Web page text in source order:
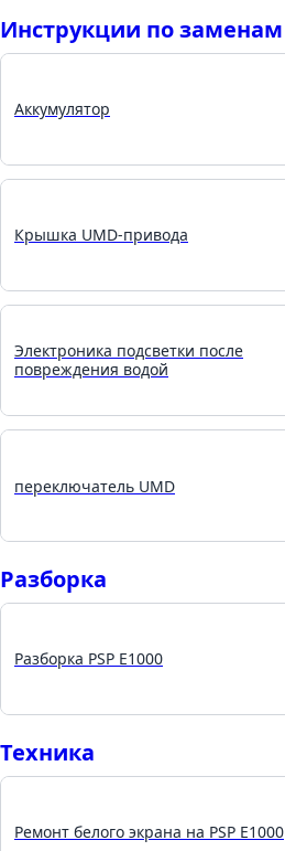
Инструкции по заменам
Аккумулятор
Крышка UMD-привода
Электроника подсветки после
повреждения водой
переключатель UMD
Разборка
Разборка PSP E1000
Техника
Ремонт белого экрана на PSP E1000